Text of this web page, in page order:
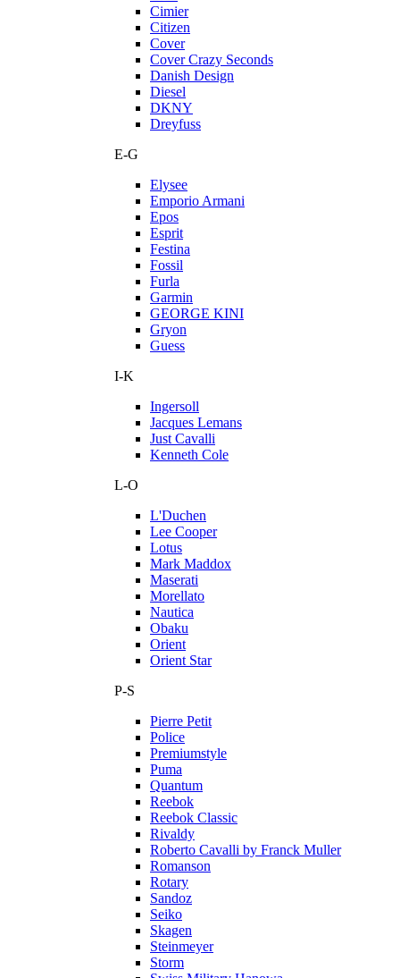
Cimier
Citizen
Cover
Cover Crazy Seconds
Danish Design
Diesel
DKNY
Dreyfuss
E-G
Elysee
Emporio Armani
Epos
Esprit
Festina
Fossil
Furla
Garmin
GEORGE KINI
Gryon
Guess
I-K
Ingersoll
Jacques Lemans
Just Cavalli
Kenneth Cole
L-O
L'Duchen
Lee Cooper
Lotus
Mark Maddox
Maserati
Morellato
Nautica
Obaku
Orient
Orient Star
P-S
Pierre Petit
Police
Premiumstyle
Puma
Quantum
Reebok
Reebok Classic
Rivaldy
Roberto Cavalli by Franck Muller
Romanson
Rotary
Sandoz
Seiko
Skagen
Steinmeyer
Storm